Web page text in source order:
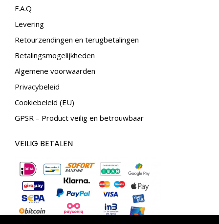
in
windowwindow
F.A.Q
Levering
Retourzendingen en terugbetalingen
Betalingsmogelijkheden
Algemene voorwaarden
Privacybeleid
Cookiebeleid (EU)
GPSR – Product veilig en betrouwbaar
VEILIG BETALEN